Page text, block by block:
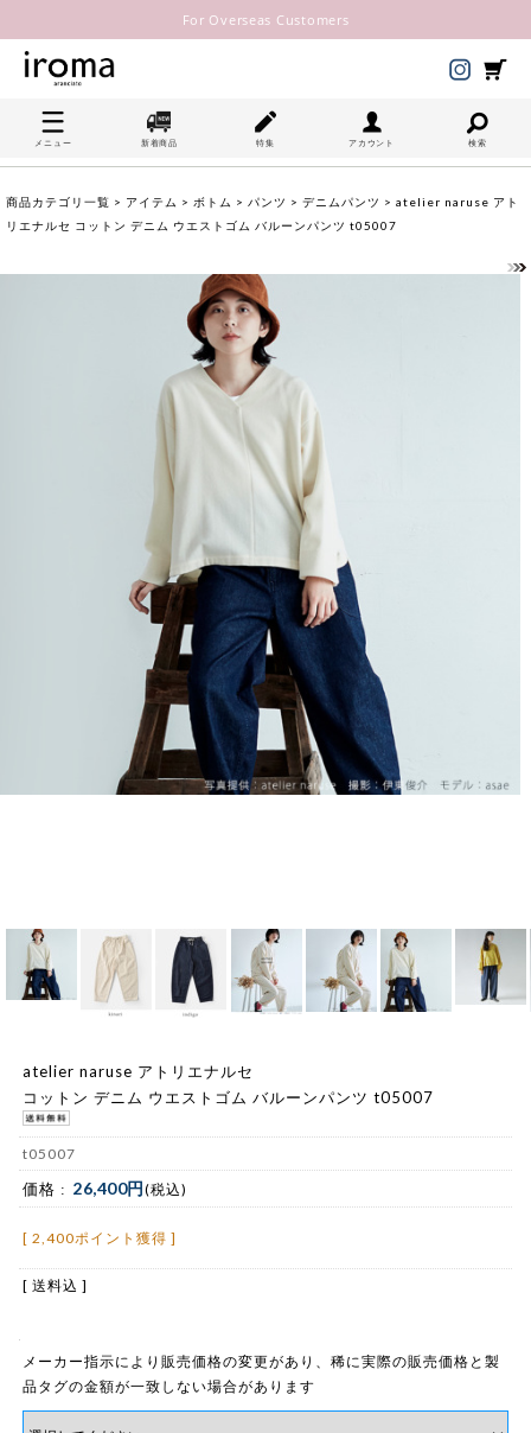
For Overseas Customers
メニュー 新着商品 特集 アカウント 検索
商品カテゴリ一覧 > アイテム > ボトム > パンツ > デニムパンツ > atelier naruse アト
リエナルセ コットン デニム ウエストゴム バルーンパンツ t05007
atelier naruse アトリエナルセ
コットン デニム ウエストゴム バルーンパンツ t05007
t05007
価格 : 26,400円(税込)
[ 2,400ポイント獲得 ]
[ 送料込 ]
メーカー指示により販売価格の変更があり、稀に実際の販売価格と製
品タグの金額が一致しない場合があります